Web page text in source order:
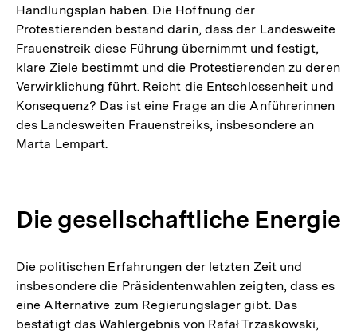
Handlungsplan haben. Die Hoffnung der
Protestierenden bestand darin, dass der Landesweite
Frauenstreik diese Führung übernimmt und festigt,
klare Ziele bestimmt und die Protestierenden zu deren
Verwirklichung führt. Reicht die Entschlossenheit und
Konsequenz? Das ist eine Frage an die Anführerinnen
des Landesweiten Frauenstreiks, insbesondere an
Marta Lempart.
Die gesellschaftliche Energie
Die politischen Erfahrungen der letzten Zeit und
insbesondere die Präsidentenwahlen zeigten, dass es
eine Alternative zum Regierungslager gibt. Das
bestätigt das Wahlergebnis von Rafał Trzaskowski,